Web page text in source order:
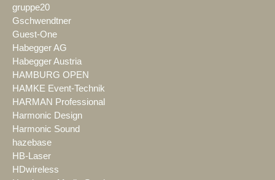
gruppe20
Gschwendtner
Guest-One
Habegger AG
Habegger Austria
HAMBURG OPEN
HAMKE Event-Technik
HARMAN Professional
Harmonic Design
Harmonic Sound
hazebase
HB-Laser
HDwireless